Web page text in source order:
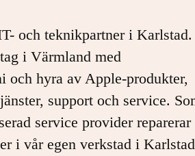
och teknikpartner i Karlstad.
i Värmland med
och hyra av Apple-produkter,
support och service.
service provider
i vår egen verkstad i